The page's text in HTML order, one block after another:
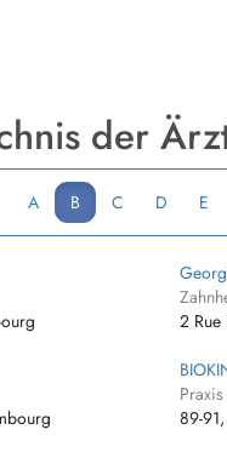
der
A B C D E
2
Praxis
89-